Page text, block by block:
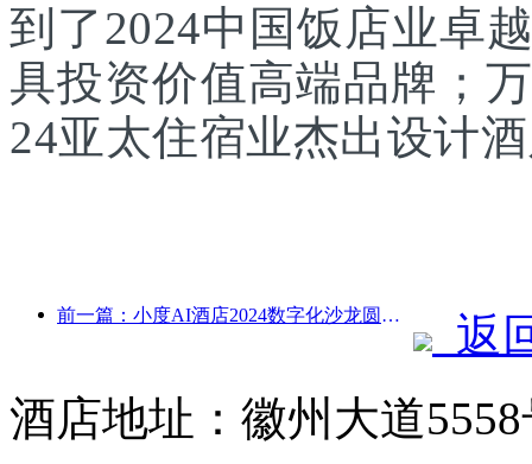
到了2024中国饭店业卓
具投资价值高端品牌；
24亚太住宿业杰出设计
前一篇：小度AI酒店2024数字化沙龙圆满收官！加速重构未来酒店体验
返
酒店地址：徽州大道